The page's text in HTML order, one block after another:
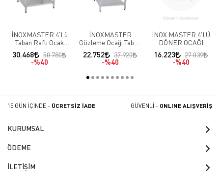
İNOXMASTER 4'Lü
Taban Raflı Ocak
Gazlı/LPG
30.468
50.780
%40
İNOXMASTER
Gözleme Ocağı Taban
Raflı Gazlı/Lpg
22.752
37.920
%40
İNOX MASTER 4'LÜ
DÖNER OCAĞI
GAZLI/LPG
16.223
27.039
%40
15 GÜN İÇİNDE - ÜCRETSİZ İADE GÜVENLİ - ONLINE ALIŞVERİŞ
KURUMSAL
ÖDEME
İLETİŞİM